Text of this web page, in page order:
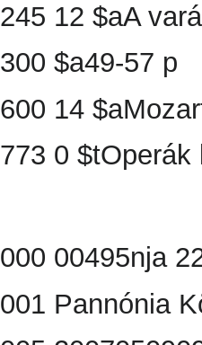
245 12 $aA
300 $a49-57 p
600 14
773 0 $tOperák
000 00495nja
001 Pannónia